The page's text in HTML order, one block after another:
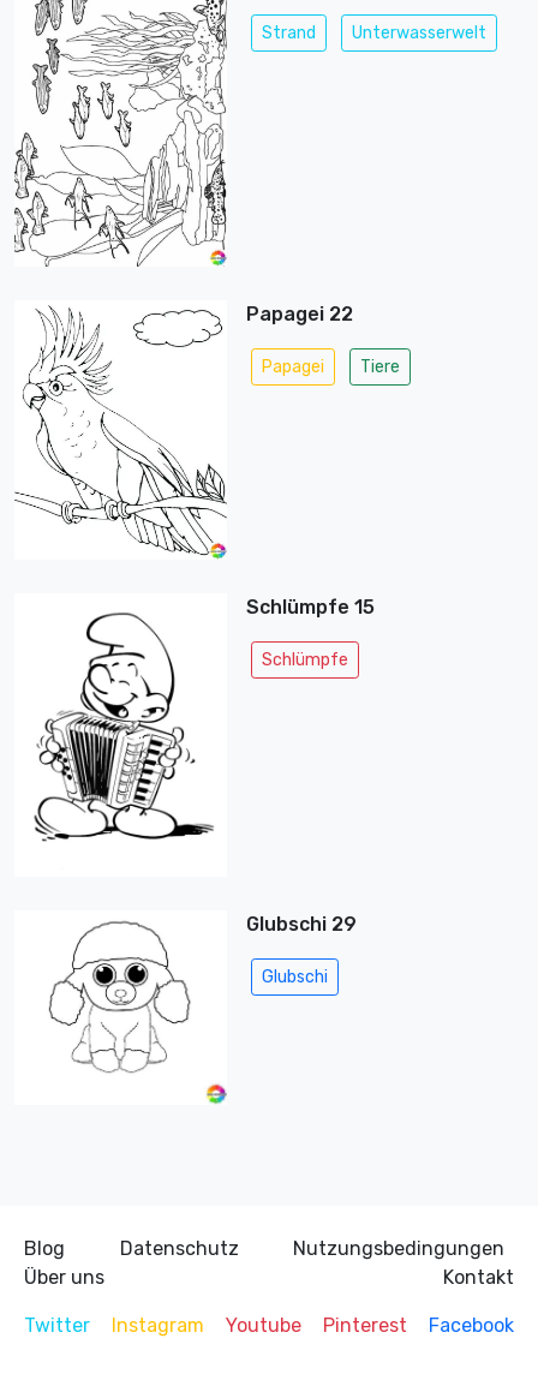
Strand Unterwasserwelt
Papagei 22
Papagei Tiere
Schlümpfe 15
Schlümpfe
Glubschi 29
Glubschi
Blog Datenschutz
Nutzungsbedingungen
Über uns
Kontakt
Twitter Instagram Youtube Pinterest Facebook